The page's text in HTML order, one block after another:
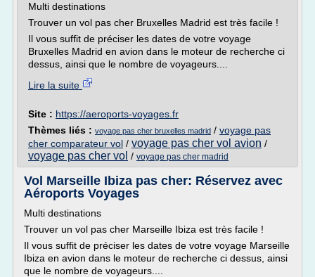
Multi destinations
Trouver un vol pas cher Bruxelles Madrid est très facile !
Il vous suffit de préciser les dates de votre voyage
Bruxelles Madrid en avion dans le moteur de recherche ci
dessus, ainsi que le nombre de voyageurs....
Lire la suite
Site : https://aeroports-voyages.fr
Thèmes liés : voyage pas cher bruxelles madrid / voyage pas
cher comparateur vol / voyage pas cher vol avion /
voyage pas cher vol / voyage pas cher madrid
Vol Marseille Ibiza pas cher: Réservez avec
Aéroports Voyages
Multi destinations
Trouver un vol pas cher Marseille Ibiza est très facile !
Il vous suffit de préciser les dates de votre voyage Marseille
Ibiza en avion dans le moteur de recherche ci dessus, ainsi
que le nombre de voyageurs....